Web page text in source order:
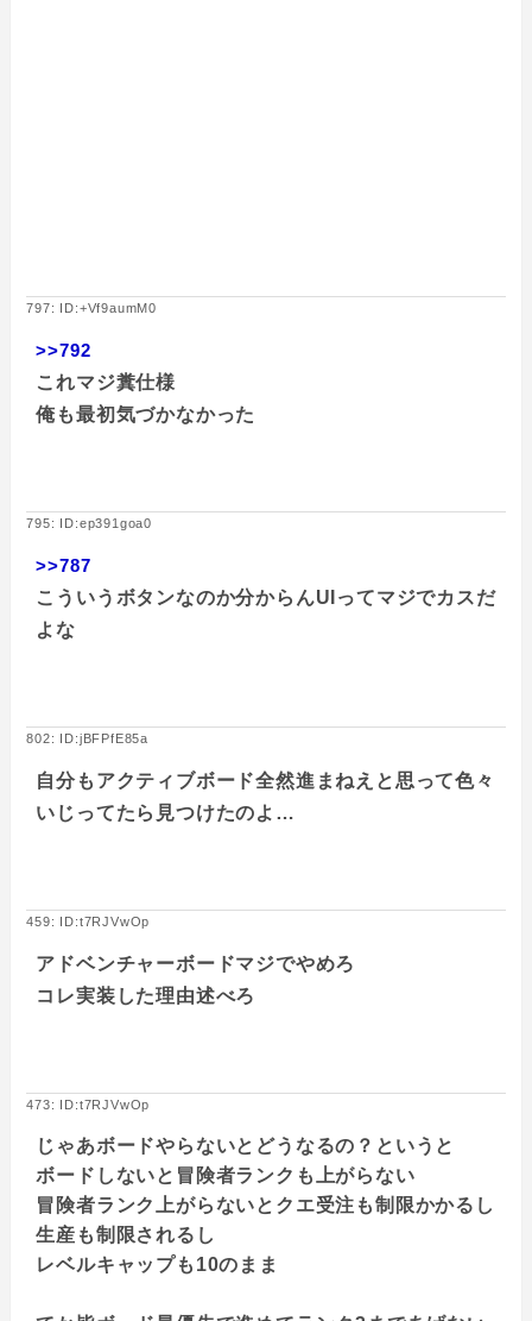
797: ID:+Vf9aumM0
>>792
これマジ糞仕様
俺も最初気づかなかった
795: ID:ep391goa0
>>787
こういうボタンなのか分からんUIってマジでカスだ
よな
802: ID:jBFPfE85a
自分もアクティブボード全然進まねえと思って色々
いじってたら見つけたのよ…
459: ID:t7RJVwOp
アドベンチャーボードマジでやめろ
コレ実装した理由述べろ
473: ID:t7RJVwOp
じゃあボードやらないとどうなるの？というと
ボードしないと冒険者ランクも上がらない
冒険者ランク上がらないとクエ受注も制限かかるし
生産も制限されるし
レベルキャップも10のまま